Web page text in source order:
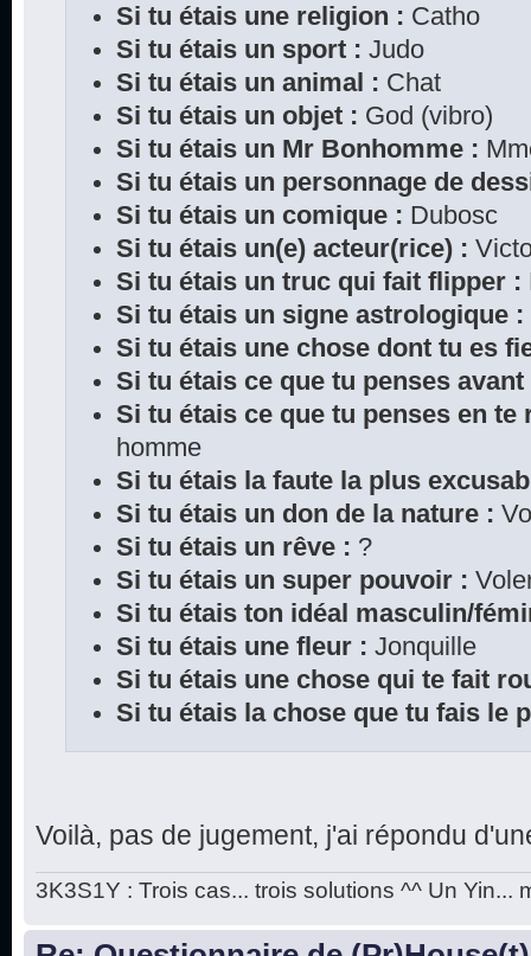
Si tu étais une religion : Catho
Si tu étais un sport : Judo
Si tu étais un animal : Chat
Si tu étais un objet : God (vibro)
Si tu étais un Mr Bonhomme :
Si tu étais un personnage de
Si tu étais un comique : Dubosc
Si tu étais un(e) acteur(rice) :
Si tu étais un truc qui fait flipper :
Si tu étais un signe astrologique :
Si tu étais une chose dont tu es
Si tu étais ce que tu penses
Si tu étais ce que tu penses en te
homme
Si tu étais la faute la plus
Si tu étais un don de la nature :
Si tu étais un rêve : ?
Si tu étais un super pouvoir :
Si tu étais ton idéal masculin/
Si tu étais une fleur : Jonquille
Si tu étais une chose qui te fait
Si tu étais la chose que tu fais le
Voilà, pas de jugement, j'ai répondu
3K3S1Y : Trois cas... trois solutions ^^ Un Yin...